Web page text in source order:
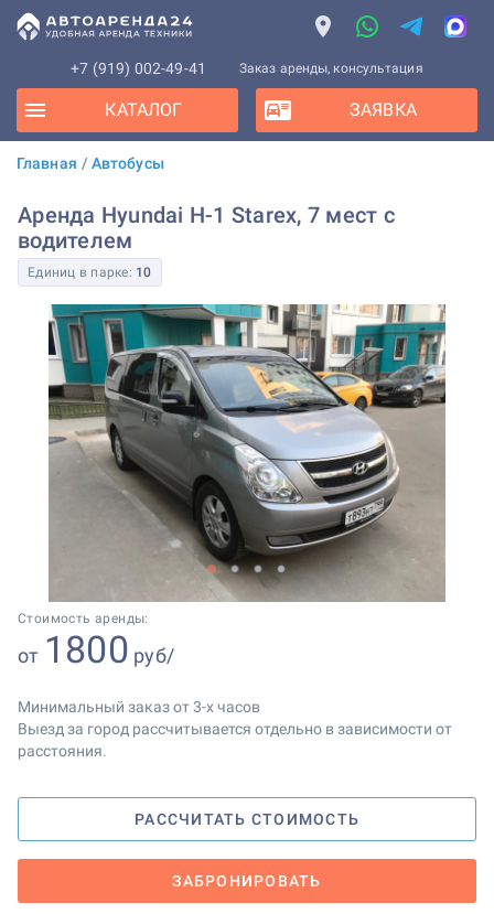
+7 (919) 002-49-41 Заказ аренды, консультация
КАТАЛОГ ЗАЯВКА
Главная / Автобусы
Аренда Hyundai H-1 Starex, 7 мест с
водителем
Единиц в парке: 10
1 2 3 4
Стоимость аренды:
от 1800 руб/
Минимальный заказ от 3-х часов
Выезд за город рассчитывается отдельно в зависимости от
расстояния.
РАССЧИТАТЬ СТОИМОСТЬ
ЗАБРОНИРОВАТЬ